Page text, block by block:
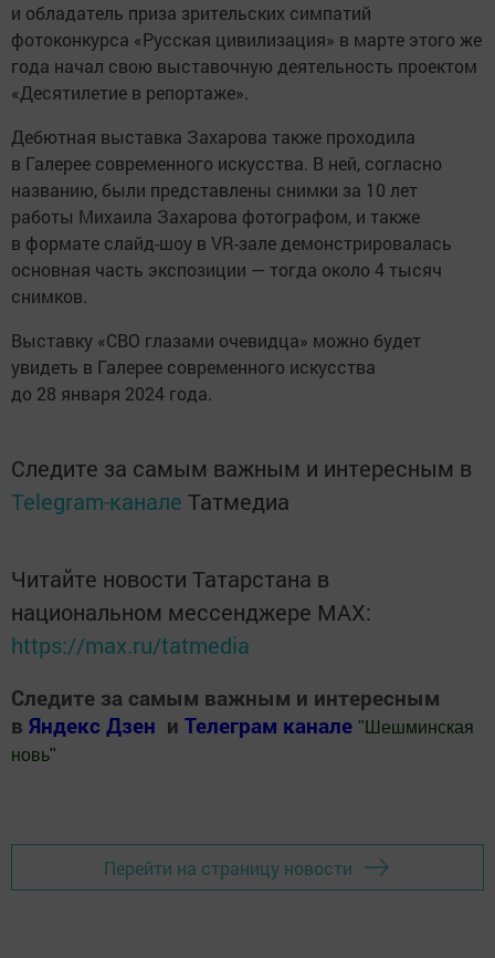
и обладатель приза зрительских симпатий
фотоконкурса «Русская цивилизация» в марте этого же
года начал свою выставочную деятельность проектом
«Десятилетие в репортаже».
Дебютная выставка Захарова также проходила
в Галерее современного искусства. В ней, согласно
названию, были представлены снимки за 10 лет
работы Михаила Захарова фотографом, и также
в формате слайд-шоу в VR-зале демонстрировалась
основная часть экспозиции — тогда около 4 тысяч
снимков.
Выставку «СВО глазами очевидца» можно будет
увидеть в Галерее современного искусства
до 28 января 2024 года.
Следите за самым важным и интересным в
Telegram-канале Татмедиа
Читайте новости Татарстана в
национальном мессенджере MАХ:
https://max.ru/tatmedia
Следите за самым важным и интересным
в Яндекс Дзен и Телеграм канале " Шешминская
новь"
Перейти на страницу новости